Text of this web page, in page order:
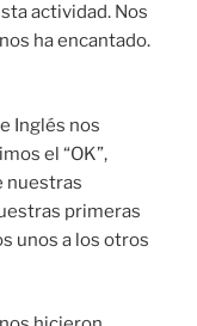
actividad. Nos
ha encantado.
Inglés nos
el “OK”,
nuestras
primeras
unos a los otros